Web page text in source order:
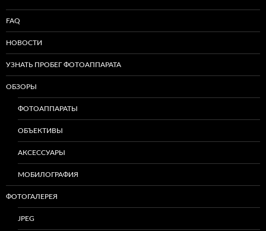
FAQ
НОВОСТИ
УЗНАТЬ ПРОБЕГ ФОТОАППАРАТА
ОБЗОРЫ
ФОТОАППАРАТЫ
ОБЪЕКТИВЫ
АКСЕССУАРЫ
МОБИЛОГРАФИЯ
ФОТОГАЛЕРЕЯ
JPEG